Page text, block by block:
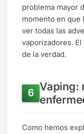
problema mayor
momento en que
ver todas las
vaporizadores.
de la verdad.
Vaping:
Como hemos